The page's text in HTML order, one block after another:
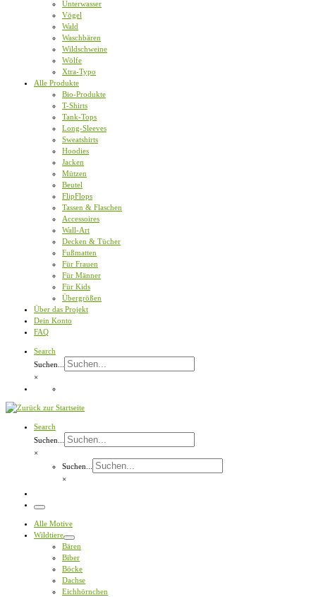
Unterwasser
Vögel
Wald
Waschbären
Wildschweine
Wölfe
Xtra-Typo
Alle Produkte
Bio-Produkte
T-Shirts
Tank-Tops
Long-Sleeves
Sweatshirts
Hoodies
Jacken
Mützen
Beutel
FlipFlops
Tassen & Flaschen
Accessoires
Wall-Art
Decken & Tücher
Fußmatten
Für Frauen
Für Männer
Für Kids
Übergrößen
Über das Projekt
Dein Konto
FAQ
Search
Suchen...
×
Search
Suchen...
×
Suchen...
×
Menü
Alle Motive
Wildtiere
Bären
Biber
Böcke
Dachse
Eichhörnchen